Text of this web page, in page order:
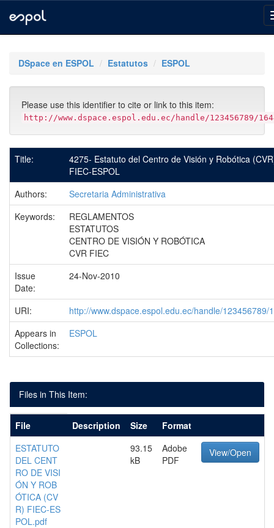
navigationDSpace en ESPOL Estatutos ESPOL
Please use this identifier to cite or link to this item:
http://www.dspace.espol.edu.ec/handle/123456789/
Title:
4275- Estatuto del Centro de Visión y Robótica
FIEC-ESPOL
Authors:
Secretaria Administrativa
Keywords:
REGLAMENTOS
ESTATUTOS
CENTRO DE VISIÓN Y ROBÓTICA
CVR FIEC
Issue
Date:
24-Nov-2010
URI:
http://www.dspace.espol.edu.ec/handle/123456789/
Appears in
Collections:
ESPOL
Files in This Item:
File Description Size
Format
ESTATUTO
DEL CENT
RO DE VISI
ÓN Y ROB
ÓTICA (CV
R) FIEC-ES
POL.pdf
93.15
kB
Adobe
PDF
View/Open